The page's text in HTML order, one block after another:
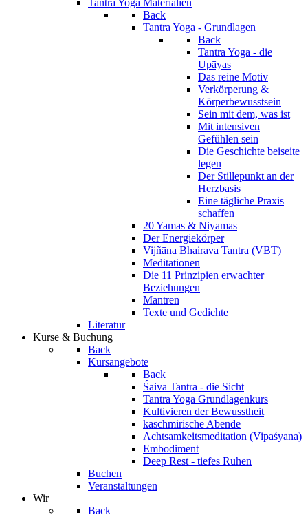
Tantra Yoga Materialien
Back
Tantra Yoga - Grundlagen
Back
Tantra Yoga - die
Upāyas
Das reine Motiv
Verkörperung &
Körperbewusstsein
Sein mit dem, was ist
Mit intensiven
Gefühlen sein
Die Geschichte beiseite
legen
Der Stillepunkt an der
Herzbasis
Eine tägliche Praxis
schaffen
20 Yamas & Niyamas
Der Energiekörper
Vijñāna Bhairava Tantra (VBT)
Meditationen
Die 11 Prinzipien erwachter
Beziehungen
Mantren
Texte und Gedichte
Literatur
Kurse & Buchung
Back
Kursangebote
Back
Śaiva Tantra - die Sicht
Tantra Yoga Grundlagenkurs
Kultivieren der Bewusstheit
kaschmirische Abende
Achtsamkeitsmeditation (Vipaśyana)
Embodiment
Deep Rest - tiefes Ruhen
Buchen
Veranstaltungen
Wir
Back